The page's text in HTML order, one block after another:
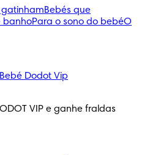
gatinhamBebés que
banhoPara o sono do bebéO
Dodot Vip
VIP e ganhe fraldas